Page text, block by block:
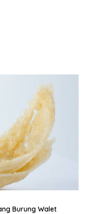
Burung Walet